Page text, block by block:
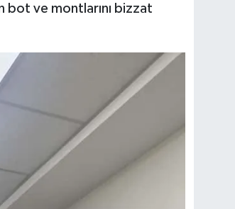
bot ve montlarını bizzat